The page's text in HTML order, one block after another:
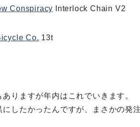
Conspiracy Interlock Chain V2
Co. 13t
りますが年内はこれでいきます。
したかったんですが、まさかの発